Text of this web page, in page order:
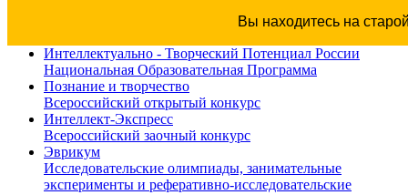
Вы находитесь на
Интеллектуально - Творческий Потенциал России
Национальная Образовательная Программа
Познание и творчество
Всероссийский открытый конкурс
Интеллект-Экспресс
Всероссийский заочный конкурс
Эврикум
Исследовательские олимпиады, занимательные
эксперименты и реферативно-исследовательские